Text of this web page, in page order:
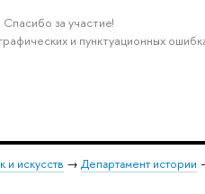
за участие!
и пунктуационных
и искусств → Департамент истории